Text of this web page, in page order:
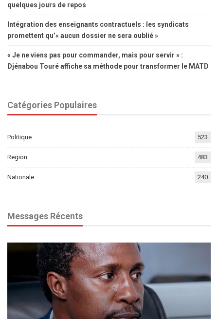
quelques jours de repos
Intégration des enseignants contractuels : les syndicats
promettent qu’« aucun dossier ne sera oublié »
« Je ne viens pas pour commander, mais pour servir » :
Djénabou Touré affiche sa méthode pour transformer le MATD
Catégories Populaires
Politique 523
Region 483
Nationale 240
Messages Récents